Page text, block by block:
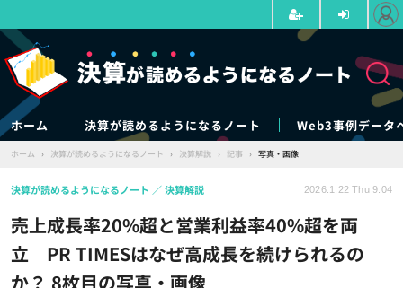
ホーム 決算が読めるようになるノート Web3事例データ
ホーム › 決算が読めるようになるノート › 決算解説 › 記事 › 写真・画像
売上成長率20%超と営業利益率40%超を両
立 PR TIMESはなぜ高成長を続けられるの
か？ 8枚目の写真・画像
決算が読めるようになるノート 決算解説 2026.1.22 Thu 9:04